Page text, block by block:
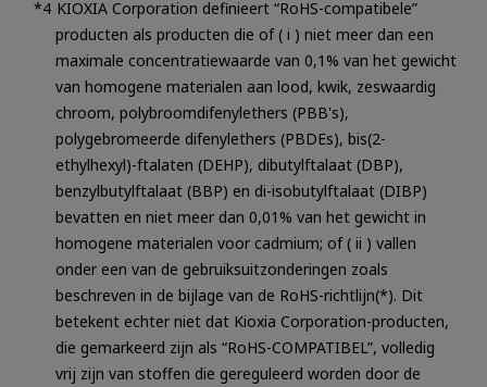
KIOXIA Corporation definieert “RoHS-compatibele”
producten als producten die of ( i ) niet meer dan een
maximale concentratiewaarde van 0,1% van het gewicht
van homogene materialen aan lood, kwik, zeswaardig
chroom, polybroomdifenylethers (PBB's),
polygebromeerde difenylethers (PBDEs), bis(2-
ethylhexyl)-ftalaten (DEHP), dibutylftalaat (DBP),
benzylbutylftalaat (BBP) en di-isobutylftalaat (DIBP)
bevatten en niet meer dan 0,01% van het gewicht in
homogene materialen voor cadmium; of ( ii ) vallen
onder een van de gebruiksuitzonderingen zoals
beschreven in de bijlage van de RoHS-richtlijn(*). Dit
betekent echter niet dat Kioxia Corporation-producten,
die gemarkeerd zijn als “RoHS-COMPATIBEL”, volledig
vrij zijn van stoffen die gereguleerd worden door de